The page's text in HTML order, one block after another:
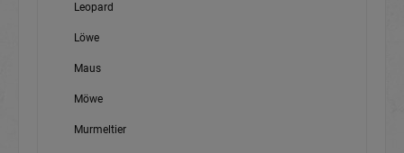
Leopard
Löwe
Maus
Möwe
Murmeltier